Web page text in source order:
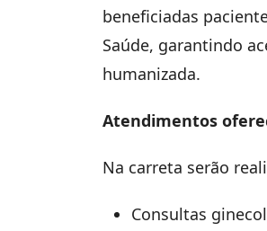
beneficiadas
Saúde, garantindo
humanizada.
Atendimentos
Na carreta serão
Consultas